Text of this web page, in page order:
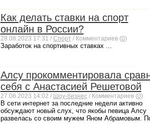
Как делать ставки на спорт
онлайн в России?
28.08.2023 17:31 / Спорт / Комментариев (0)
Заработок на спортивных ставках ...
Алсу прокомментировала
себя с Анастасией Решетовой
27.08.2023 14:02 / Шоу-бизнес/ Комментариев (0)
В сети интернет за последние недели активно
обсуждают новый слух, что якобы певица Алсу
развелась со своим мужем Яном Абрамовым.